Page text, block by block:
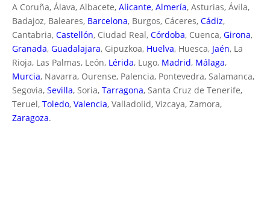
A Coruña, Álava, Albacete, Alicante, Almería, Asturias, Ávila,
Badajoz, Baleares, Barcelona, Burgos, Cáceres, Cádiz,
Cantabria, Castellón, Ciudad Real, Córdoba, Cuenca, Girona,
Granada, Guadalajara, Gipuzkoa, Huelva, Huesca, Jaén, La
Rioja, Las Palmas, León, Lérida, Lugo, Madrid, Málaga,
Murcia, Navarra, Ourense, Palencia, Pontevedra, Salamanca,
Segovia, Sevilla, Soria, Tarragona, Santa Cruz de Tenerife,
Teruel, Toledo, Valencia, Valladolid, Vizcaya, Zamora,
Zaragoza.